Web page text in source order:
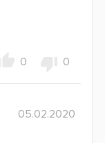
0 0
05.02.2020